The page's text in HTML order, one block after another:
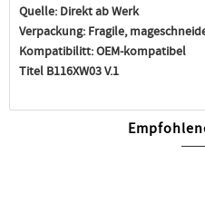
Quelle: Direkt ab Werk
Verpackung: Fragile,
Kompatibilitt:OEM-kompatibel
Titel B116XW03 V.1